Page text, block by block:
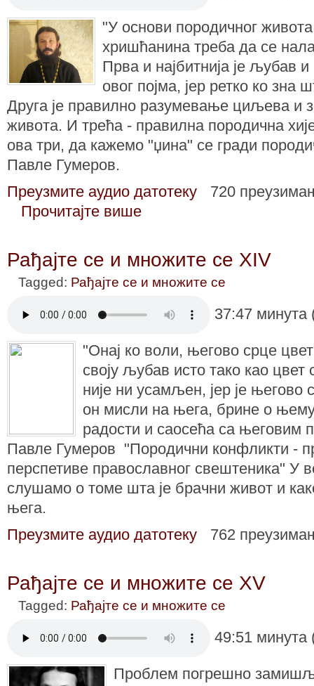
"У основи породичног
хришћанина треба да се
Прва и најбитнија је љубав
овог појма, јер ретко ко зна
Друга је правилно разумевање циљева и
живота. И трећа - правилна породична
ова три, да кажемо "џина" се гради
Павле Гумеров.
Преузмите аудио датотеку
720
Прочитајте више
Рађајте се и множите се XIV
Tagged: Рађајте се и множите се
37:47
"Онај ко воли, његово срце
своју љубав исто тако као
није ни усамљен, јер је његово
он мисли на њега, брине о њему,
радости и саосећа са његовим
Павле Гумеров "Породични конфликти -
перспетиве православног свештеника" У
слушамо о томе шта је брачни живот и
њега.
Преузмите аудио датотеку
762
Рађајте се и множите се XV
Tagged: Рађајте се и множите се
49:51
Проблем погрешно